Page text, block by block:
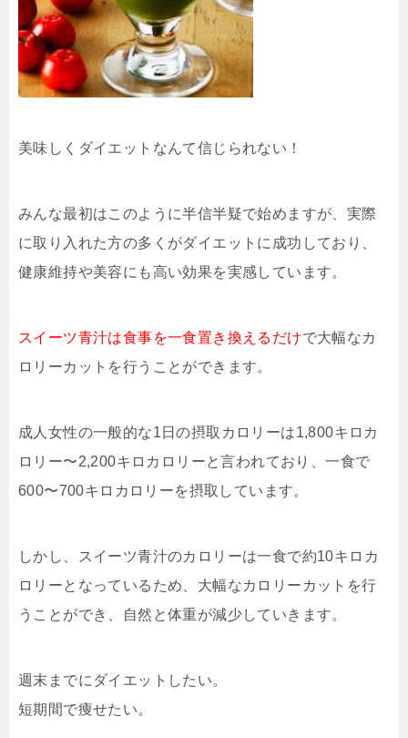
美味しくダイエットなんて信じられない！
みんな最初はこのように半信半疑で始めますが、実際
に取り入れた方の多くがダイエットに成功しており、
健康維持や美容にも高い効果を実感しています。
スイーツ青汁は食事を一食置き換えるだけで大幅なカ
ロリーカットを行うことができます。
成人女性の一般的な1日の摂取カロリーは1,800キロカ
ロリー〜2,200キロカロリーと言われており、一食で
600〜700キロカロリーを摂取しています。
しかし、スイーツ青汁のカロリーは一食で約10キロカ
ロリーとなっているため、大幅なカロリーカットを行
うことができ、自然と体重が減少していきます。
週末までにダイエットしたい。
短期間で痩せたい。